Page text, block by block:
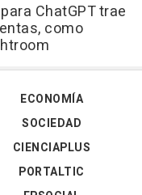
ChatGPT trae
como
ECONOMÍA
SOCIEDAD
CIENCIAPLUS
PORTALTIC